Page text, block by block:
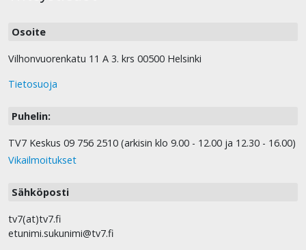
Osoite
Vilhonvuorenkatu 11 A 3. krs 00500 Helsinki
Tietosuoja
Puhelin:
TV7 Keskus 09 756 2510 (arkisin klo 9.00 - 12.00 ja 12.30 - 16.00)
Vikailmoitukset
Sähköposti
tv7(at)tv7.fi
etunimi.sukunimi@tv7.fi